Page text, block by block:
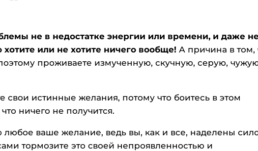
не в недостатке энергии или времени, и даже
хотите или не хотите ничего вообще! А причина в том,
проживаете измученную, скучную, серую,
свои истинные желания, потому что боитесь в этом
ничего не получится.
любое ваше желание, ведь вы, как и все, наделены
тормозите это своей непроявленностью и